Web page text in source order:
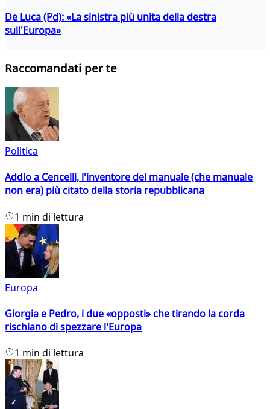
De Luca (Pd): «La sinistra più unita della destra
sull'Europa»
Raccomandati per te
Politica
Addio a Cencelli, l'inventore del manuale (che manuale
non era) più citato della storia repubblicana
1 min di lettura
Europa
Giorgia e Pedro, i due «opposti» che tirando la corda
rischiano di spezzare l'Europa
1 min di lettura